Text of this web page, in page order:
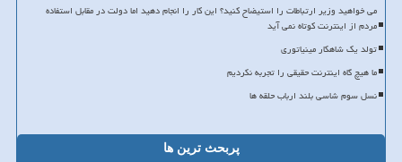
می خواهید وزیر ارتباطات را استیضاح کنید؟ این کار را انجام دهید اما دولت در مقابل استفاده
مردم از اینترنت کوتاه نمی آید
تولد یک شاهکار مینیاتوری
ما هیچ گاه اینترنت حقیقی را تجربه نکردیم
نسل سوم شاسی بلند ارباب حلقه ها
پربحث ترین ها